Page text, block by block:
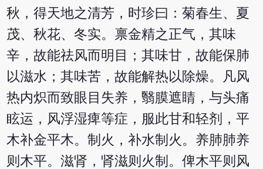
秋，得天地之清芳，时珍曰：菊春生、夏
茂、秋花、冬实。禀金精之正气，其味
辛，故能祛风而明目；其味甘，故能保肺
以滋水；其味苦，故能解热以除燥。凡风
热内炽而致眼目失养，翳膜遮睛，与头痛
眩运，风浮湿痺等症，服此甘和轻剂，平
木补金平木。制火，补水制火。养肺肺养
则木平。滋肾，肾滋则火制。俾木平则风